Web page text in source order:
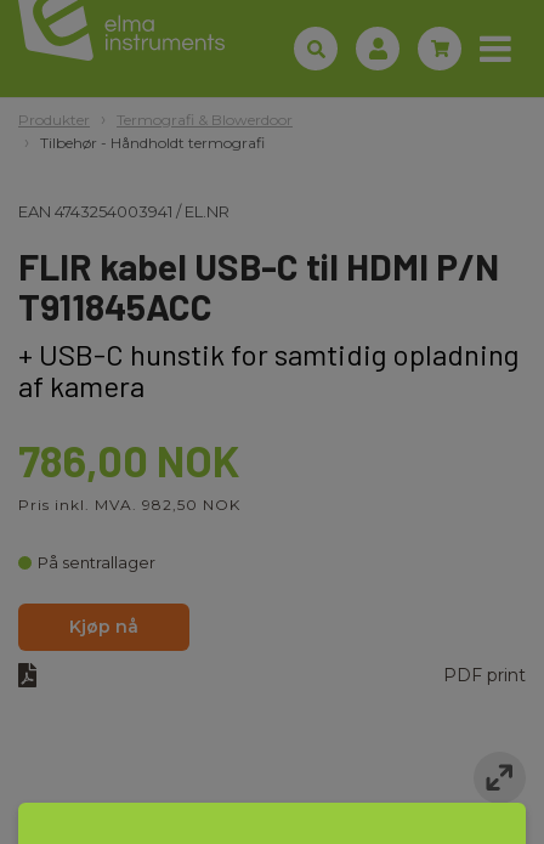
Produkter
Termografi & Blowerdoor
Tilbehør - Håndholdt termografi
EAN 4743254003941 /EL.NR
FLIR kabel USB-C til HDMI P/N
T911845ACC
+ USB-C hunstik for samtidig opladning
af kamera
786,00 NOK
Pris inkl. MVA. 982,50 NOK
På sentrallager
Kjøp nå
PDF print